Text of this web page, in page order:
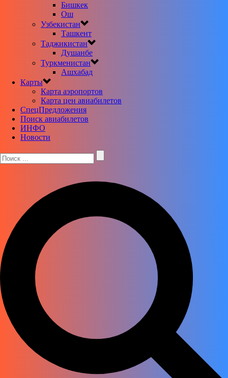
Бишкек
Ош
Узбекистан
Ташкент
Таджикистан
Душанбе
Туркменистан
Ашхабад
Карты
Карта аэропортов
Карта цен авиабилетов
CпецПредложения
Поиск авиабилетов
ИНФО
Новости